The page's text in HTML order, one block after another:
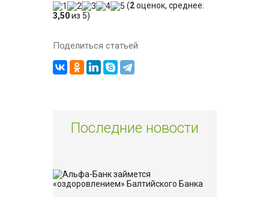
(2оценок, среднее:
3,50из 5)
Поделиться статьей
Последние новости